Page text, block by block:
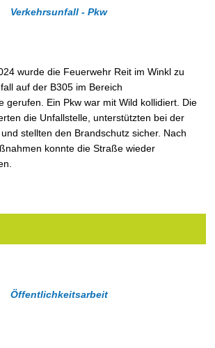
Verkehrsunfall - Pkw
wurde die Feuerwehr Reit im Winkl zu
auf der B305 im Bereich
gerufen. Ein Pkw war mit Wild kollidiert. Die
die Unfallstelle, unterstützten bei der
stellten den Brandschutz sicher. Nach
konnte die Straße wieder
Öffentlichkeitsarbeit